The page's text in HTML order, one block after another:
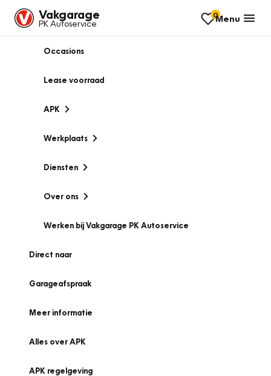
Vakgarage
PK Autoservice
0Menu
Occasions
Lease voorraad
APK
Werkplaats
Diensten
Over ons
Werken bij Vakgarage PK Autoservice
Direct naar
Garageafspraak
Meer informatie
Alles over APK
APK regelgeving